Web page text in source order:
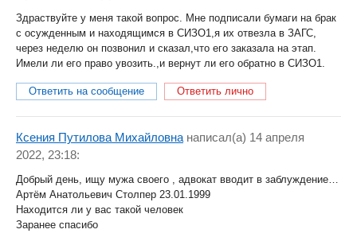
Здраствуйте у меня такой вопрос. Мне подписали бумаги на брак
с осужденным и находящимся в СИЗО1,я их отвезла в ЗАГС,
через неделю он позвонил и сказал,что его заказала на этап.
Имели ли его право увозить.,и вернут ли его обратно в СИЗО1.
Ответить на сообщение Ответить лично
Ксения Путилова Михайловна написал(a) 14 апреля
2022, 23:18:
Добрый день, ищу мужа своего , адвокат вводит в заблуждение…
Артём Анатольевич Столпер 23.01.1999
Находится ли у вас такой человек
Заранее спасибо